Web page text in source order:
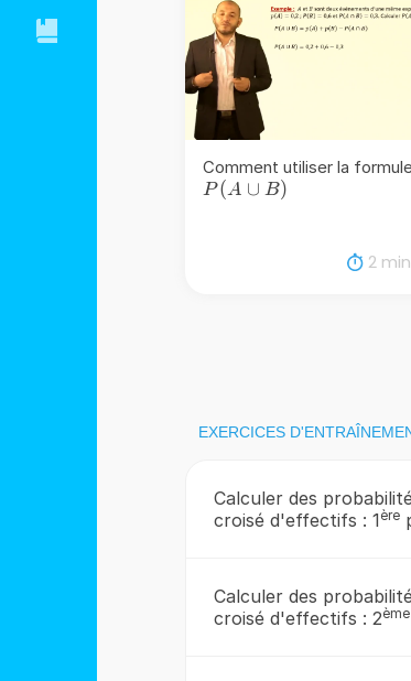
Comment utiliser la
P(A
P (A ∪ B)
2 min
EXERCICES
Calculer des
croisé d'effectifs : 1ère
Calculer des
croisé d'effectifs : 2ème